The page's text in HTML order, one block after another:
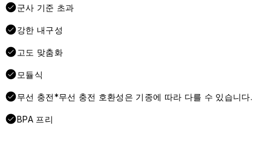
군사 기준 초과
강한 내구성
고도 맞춤화
모듈식
무선 충전*무선 충전 호환성은 기종에 따라 다를 수 있습니다.
BPA 프리